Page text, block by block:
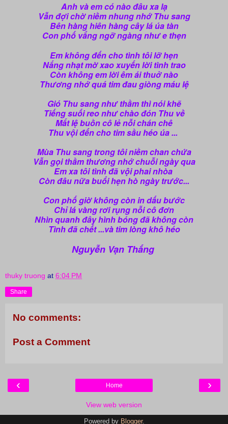
Anh và em có nào đâu xa lạ
Vẫn đợi chờ niềm nhung nhớ Thu sang
Bên hàng hiên hàng cây lá úa tàn
Con phố vắng ngỡ ngàng như e thẹn
Em không đến cho tình tôi lỡ hẹn
Nắng nhạt mờ xao xuyến lời tình trao
Còn không em lời êm ái thuở nào
Thương nhớ quá tim đau giòng máu lệ
Gió Thu sang như thầm thì nói khẽ
Tiếng suối reo như chào đón Thu về
Mắt lệ buồn cô lẻ nỗi chánchê
Thu vội đến cho tim sầu héo úa ...
Mùa Thu sang trong tôi niềm chan chứa
Vẫn gọi thầm thương nhớ chuỗi ngày qua
Em xa tôi tình đã vội phai nhòa
Còn đâu nữa buổi hẹn hò ngày trước...
Con phố giờ không còn in dấu bước
Chỉ lá vàng rơi rụng nỗi cô đơn
Nhìn quanh đây hình bóng đã không còn
Tình đã chết ...và tim lòng khô héo
Nguyễn Vạn Thắng
thuky truong at 6:04 PM
Share
No comments:
Post a Comment
‹ ›
Home
View web version
Powered by Blogger.